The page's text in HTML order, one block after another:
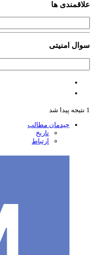
ها
امنیتی
چیدمان مطالب
تاریخ
ارتباط